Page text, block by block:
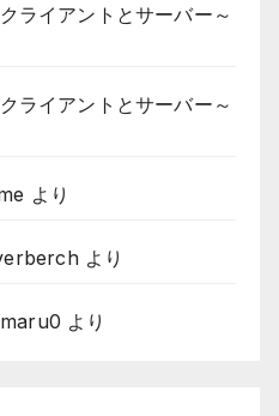
イアントとサーバー～
イアントとサーバー～
より
より
より